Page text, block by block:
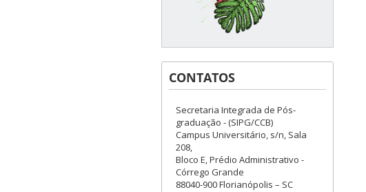
CONTATOS
Secretaria Integrada de Pós-
graduação - (SIPG/CCB)
Campus Universitário, s/n, Sala
208,
Bloco E, Prédio Administrativo -
Córrego Grande
88040-900 Florianópolis – SC